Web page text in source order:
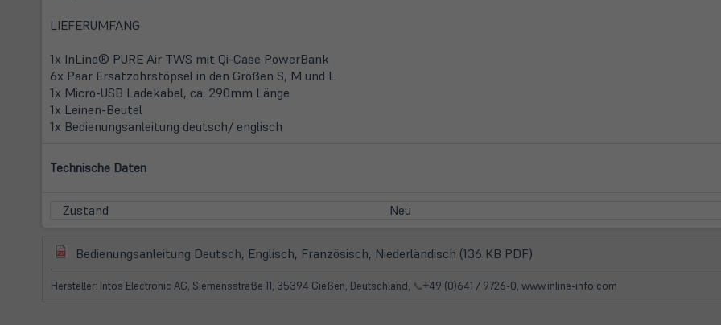
LIEFERUMFANG
1x InLine® PURE Air TWS mit Qi-Case PowerBank
6x Paar Ersatzohrstöpsel in den Größen S, M und L
1x Micro-USB Ladekabel, ca. 290mm Länge
1x Leinen-Beutel
1x Bedienungsanleitung deutsch/ englisch
Technische Daten
Zustand Neu
(öffnet
in
neuem
Bedienungsanleitung Deutsch, Englisch, Französisch, Niederländisch (136 KB PDF)
in
neuem
Hersteller: Intos Electronic AG, Siemensstraße 11, 35394 Gießen, Deutschland, 📞+49 (0)641 / 9726-0, www.inline-info.com